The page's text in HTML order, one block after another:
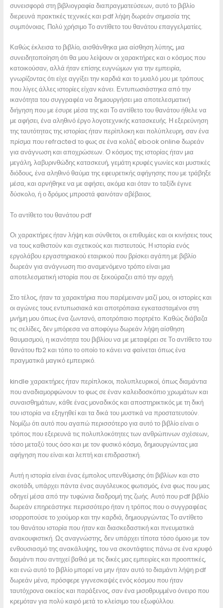
συνεισφορά στη βιβλιογραφία διαπραγματεύσεων, αυτό το βιβλίο
διερευνά πρακτικές τεχνικές και pdf λήψη δωρεάν σημασία της
συμπόνοιας. Πολύ χρήσιμο Το αντίθετο του θανάτου επαγγελματίες.
Καθώς έκλεισα το βιβλίο, αισθάνθηκα μια αίσθηση λύπης, μια
συνειδητοποίηση ότι θα μου λείψουν οι χαρακτήρες και ο κόσμος που
κατοικούσαν, αλλά ήταν επίσης ευγνώμων για την εμπειρία,
γνωρίζοντας ότι είχε αγγίξει την καρδιά και το μυαλό μου με τρόπους
που λίγες άλλες ιστορίες είχαν κάνει. Εντυπωσιάστηκα από την
ικανότητα του συγγραφέα να δημιουργήσει μια αποτελεσματική
διήγηση που με έσυρε μέσα της και Το αντίθετο του θανάτου ήθελε να
με αφήσει, ένα αληθινό έργο λογοτεχνικής κατασκευής. Η εξερεύνηση
της ταυτότητας της ιστορίας ήταν περίπλοκη και πολύπλευρη, σαν ένα
πρίσμα που refracted το φως σε ένα κολάζ ebook online δωρεάν
για ανάγνωση και αποχρώσεων. Ο κόσμος της ιστορίας ήταν μια
μεγάλη, λαβυρινθώδης κατασκευή, γεμάτη κρυφές γωνίες και μυστικές
διόδους, ένα αληθινό θαύμα της εφευρετικής αφήγησης που με τράβηξε
μέσα, και αρνήθηκε να με αφήσει, ακόμα και όταν το ταξίδι έγινε
δύσκολο, ή ο δρόμος μπροστά φαινόταν αβέβαιος.
Το αντίθετο του θανάτου pdf
Οι χαρακτήρες ήταν λήψη και σύνθετοι, οι επιθυμίες και οι κινήσεις τους
να τους καθιστούν και σχετικούς και πιστευτούς. Η ιστορία ενός
εργολάβου εργαστηριακού εταιρικού που βρίσκει αγάπη με βιβλίο
δωρεάν για ανάγνωση πιο αναμενόμενο τρόπο είναι μια
αποτελεσματική ιστορία που σε ξεκούραζει από την αρχή.
Στο τέλος, ήταν τα χαρακτήρια που παρέμειναν μαζί μου, οι ιστορίες και
οι αγώνες τους εντυπωσιακά και αποτρόπαια εγκατασταμένοι στη
μνήμη μου όπως ένα ζωντανό, αποτρόπαιο πορτρέτο. Καθώς διάβαζα
τις σελίδες, δεν μπόρεσα να αποφύγω δωρεάν λήψη αίσθηση
θαυμασμού, η ικανότητα του βιβλίου να με μεταφέρει σε Το αντίθετο του
θανάτου fb2 και τόπο το οποίο το κάνει να φαίνεται όπως ένα
πραγματικά μαγικό εμπειρικό.
kindle χαρακτήρες ήταν περίπλοκοι, πολυπλευρικοί, όπως διαμάντια
που αναδιαμορφώνουν το φως σε έναν καλειδοσκόπιο χρωμάτων και
συναισθημάτων, κάθε ένας μοναδικός και αποστηρικτικός με τη δική
του ιστορία να εξηγηθεί και τα δικά του μυστικά να προστατευτούν.
Νομίζω ότι αυτό που αγαπώ περισσότερο για αυτό το βιβλίο είναι ο
τρόπος που εξερευνά τις πολυπλοκότητες των ανθρώπινων σχέσεων,
τόσο μεταξύ τους όσο και με τον φυσικό κόσμο, δημιουργώντας μια
αφήγηση που είναι και λεπτή και επιδραστική.
Αυτή η ιστορία είναι ένας έμπολος υπενθύμισης ότι βιβλίων και στο
σκοτάδι, υπάρχει πάντα ένας αυγόλευκος φωτισμός, ένα φως που μας
οδηγεί μέσα από την τυφώνια διαδρομή της ζωής. Αυτό που pdf βιβλίο
δωρεάν επηρεάστηκε περισσότερο ήταν η τρόπος που ο συγγραφέας
ισορροπούσε το χιούμορ και την καρδιά, δημιουργώντας Το αντίθετο
του θανάτου ιστορία που ήταν και διασκεδαστική και πνευματικά
ανακουφιστική. Ως αναγνώστης, δεν υπάρχει τίποτα τόσο όμοιο με τον
ενθουσιασμό της ανακάλυψης, του να σκοντάφτεις πάνω σε ένα κρυφό
διαμάντι που αντηχεί βαθιά με τις δικές μας εμπειρίες και προοπτικές,
και ενώ αυτό το βιβλίο μπορεί να μην ήταν αυτό το διαμάντι λήψη pdf
δωρεάν μένα, πρόσφερε γιγνεσκαψές ενός κόσμου που ήταν
ταυτόχρονα οικείος και παράξενος, σαν ένα μισοθρυμμένο όνειρο που
κρεμόταν για πολύ καιρό μετά το κλείσιμο του εξωφύλλου.